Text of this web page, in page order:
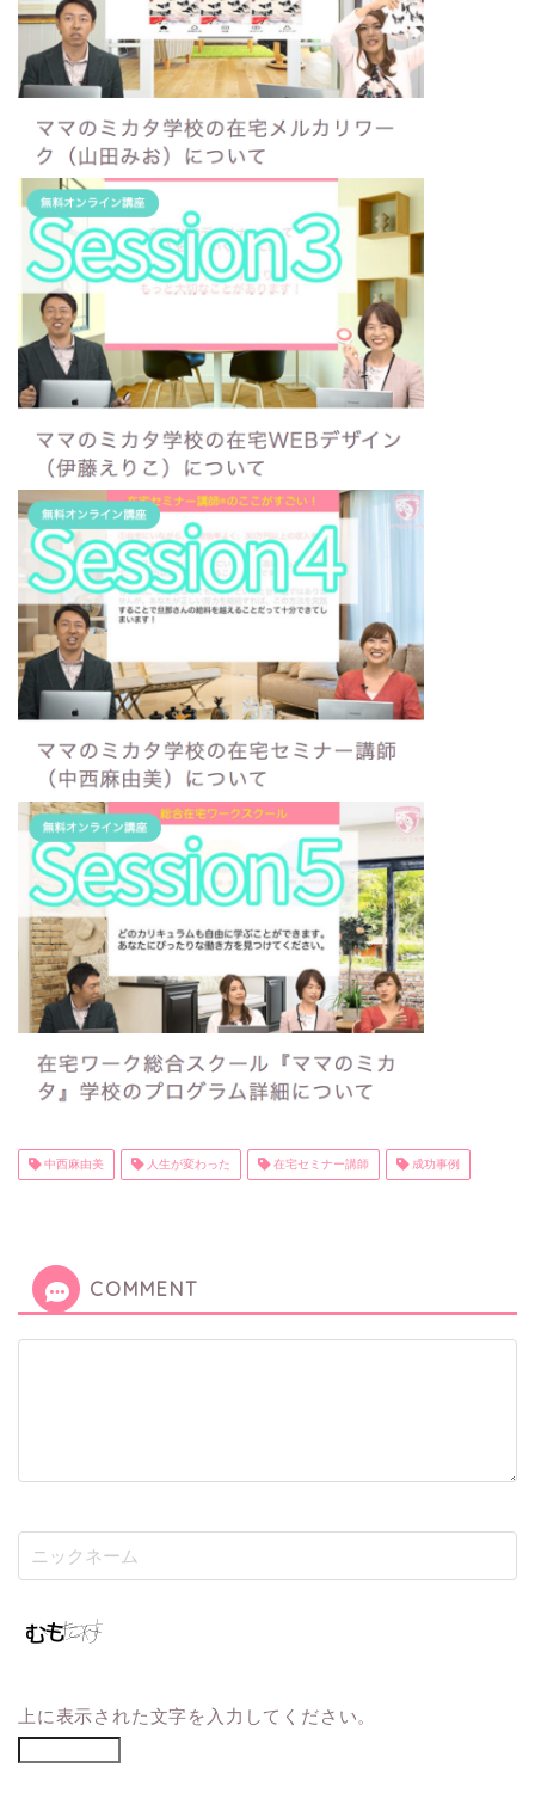
中西麻由美 人生が変わった 在宅セミナー講師 成功事例
COMMENT
上に表示された文字を入力してください。